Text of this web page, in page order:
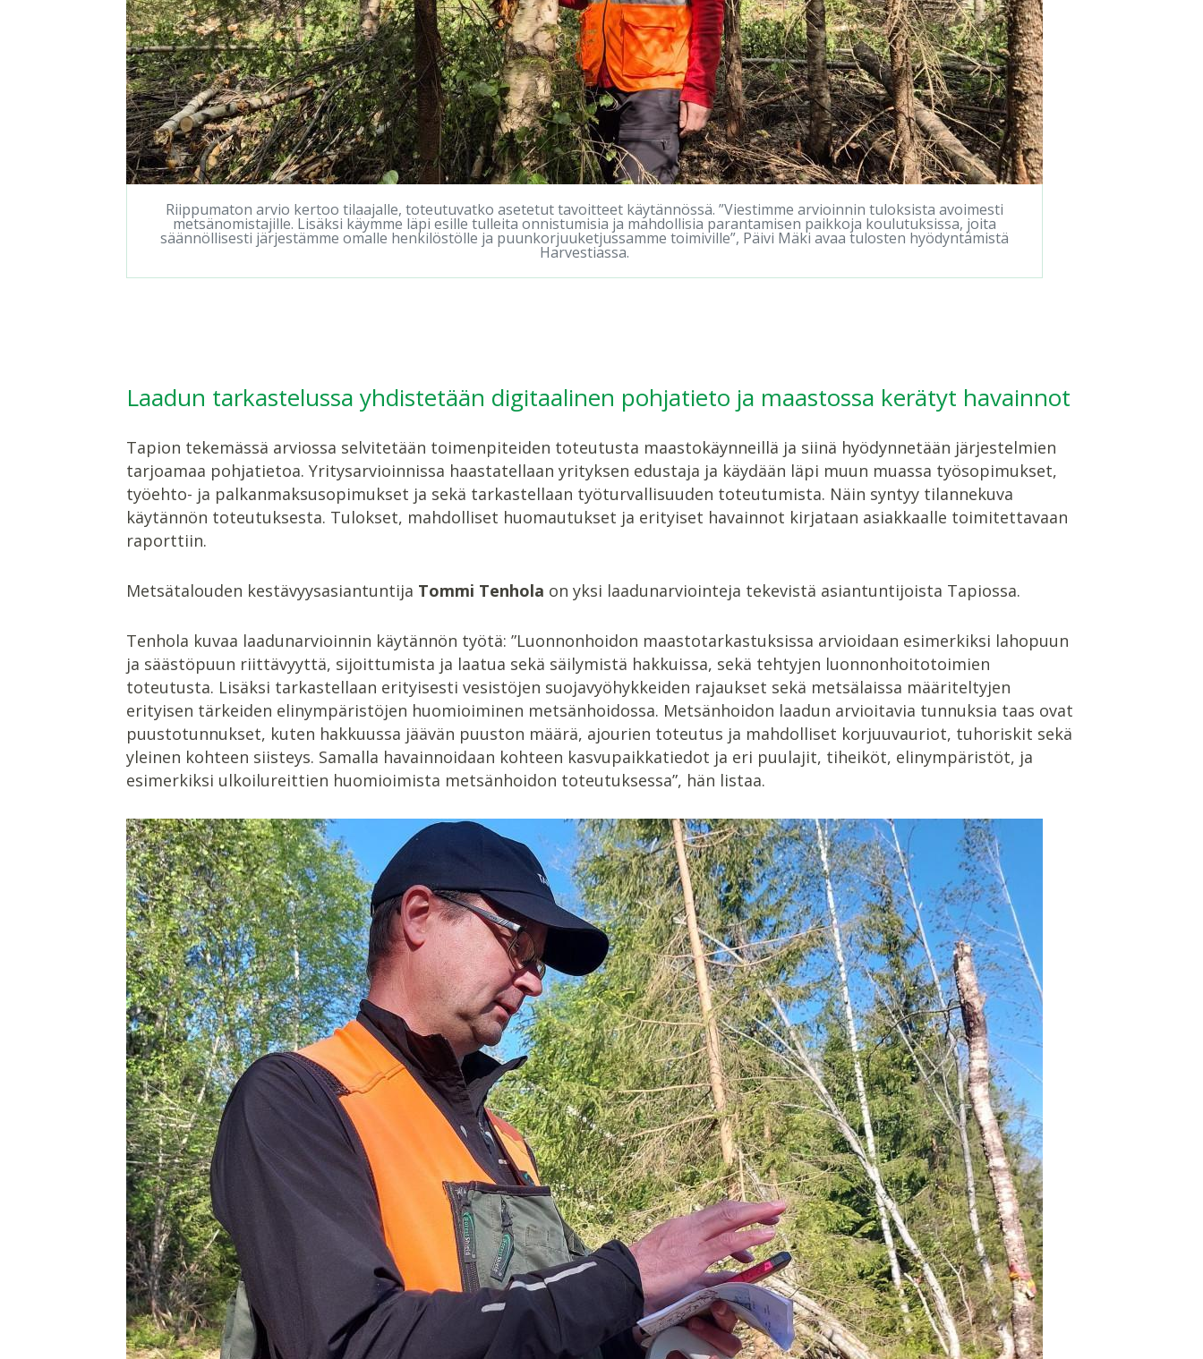
Riippumaton arvio kertoo tilaajalle, toteutuvatko asetetut tavoitteet käytännössä. ”Viestimme arvioinnin tuloksista avoimesti
metsänomistajille. Lisäksi käymme läpi esille tulleita onnistumisia ja mahdollisia parantamisen paikkoja koulutuksissa, joita
säännöllisesti järjestämme omalle henkilöstölle ja puunkorjuuketjussamme toimiville”, Päivi Mäki avaa tulosten hyödyntämistä
Harvestiassa.
Laadun tarkastelussa yhdistetään digitaalinen pohjatieto ja maastossa kerätyt havainnot
Tapion tekemässä arviossa selvitetään toimenpiteiden toteutusta maastokäynneillä ja siinä hyödynnetään järjestelmien
tarjoamaa pohjatietoa. Yritysarvioinnissa haastatellaan yrityksen edustaja ja käydään läpi muun muassa työsopimukset,
työehto- ja palkanmaksusopimukset ja sekä tarkastellaan työturvallisuuden toteutumista. Näin syntyy tilannekuva
käytännön toteutuksesta. Tulokset, mahdolliset huomautukset ja erityiset havainnot kirjataan asiakkaalle toimitettavaan
raporttiin.
Metsätalouden kestävyysasiantuntija Tommi Tenhola on yksi laadunarviointeja tekevistä asiantuntijoista Tapiossa.
Tenhola kuvaa laadunarvioinnin käytännön työtä: ”Luonnonhoidon maastotarkastuksissa arvioidaan esimerkiksi lahopuun
ja säästöpuun riittävyyttä, sijoittumista ja laatua sekä säilymistä hakkuissa, sekä tehtyjen luonnonhoitotoimien
toteutusta. Lisäksi tarkastellaan erityisesti vesistöjen suojavyöhykkeiden rajaukset sekä metsälaissa määriteltyjen
erityisen tärkeiden elinympäristöjen huomioiminen metsänhoidossa. Metsänhoidon laadun arvioitavia tunnuksia taas ovat
puustotunnukset, kuten hakkuussa jäävän puuston määrä, ajourien toteutus ja mahdolliset korjuuvauriot, tuhoriskit sekä
yleinen kohteen siisteys. Samalla havainnoidaan kohteen kasvupaikkatiedot ja eri puulajit, tiheiköt, elinympäristöt, ja
esimerkiksi ulkoilureittien huomioimista metsänhoidon toteutuksessa”, hän listaa.